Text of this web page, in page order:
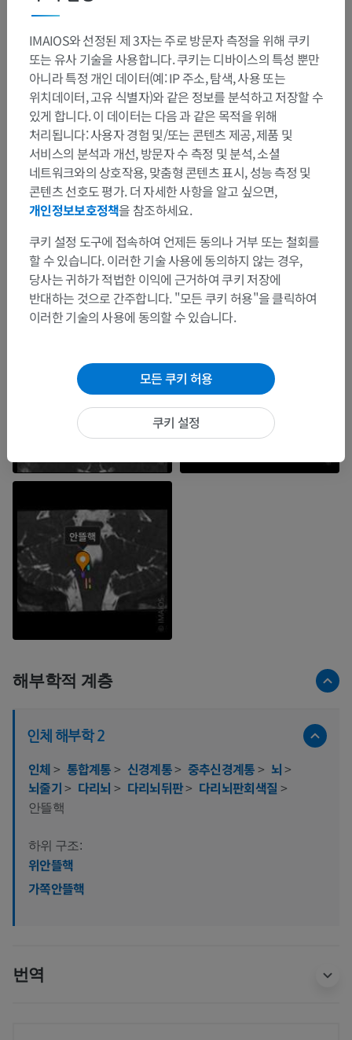
Snell, R.S. (2010). ‘Chapter 5: The Brainstem’, in Clinical Neuroanatomy. (7th ed.)
Philadelphia: Wolters Kluwer Health/Lippincott Williams & Wilkins, pp. 199-210.
Highstein, S.M. and Holstein, G.R. (2006) 'The Anatomy of the vestibular nuclei', in
Büttner-Ennever, J.A. (ed.) Progress in Brain Research. Volume 151. Amsterdam:
Elsevier, pp. 157–203. DOI: 10.1016/S0079-6123(05)51006-9. Available at:
https://www.sciencedirect.com/science/article/pii/S0079612305510069
(Accessed: 20 December 2024).
Bordoni B, Mankowski NL, Daly DT. Neuroanatomy, Cranial Nerve 8
(Vestibulocochlear) [Updated 2023 May 22]. In: StatPearls [Internet]. Treasure
Island (FL): StatPearls Publishing; 2024 Jan-. Available from:
갤러리
해부학적 계층
인체 해부학 2
인체> 통합계통> 신경계통> 중추신경계통> 뇌>
뇌줄기> 다리뇌> 다리뇌뒤판> 다리뇌판회색질 >
안뜰핵
하위 구조:
위안뜰핵
가쪽안뜰핵
번역
IMAIOS와 선정된 제 3자는 주로 방문자 측정을 위해 쿠키
또는 유사 기술을 사용합니다. 쿠키는 디바이스의 특성 뿐만
아니라 특정 개인 데이터(예: IP 주소, 탐색, 사용 또는
위치데이터, 고유 식별자)와 같은 정보를 분석하고 저장할 수
있게 합니다. 이 데이터는 다음 과 같은 목적을 위해
처리됩니다: 사용자 경험 및/또는 콘텐츠 제공, 제품 및
서비스의 분석과 개선, 방문자 수 측정 및 분석, 소셜
네트워크와의 상호작용, 맞춤형 콘텐츠 표시, 성능 측정 및
콘텐츠 선호도 평가. 더 자세한 사항을 알고 싶으면,
개인정보보호정책을 참조하세요.
쿠키 설정 도구에 접속하여 언제든 동의나 거부 또는 철회를
할 수 있습니다. 이러한 기술 사용에 동의하지 않는 경우,
당사는 귀하가 적법한 이익에 근거하여 쿠키 저장에
반대하는 것으로 간주합니다. "모든 쿠키 허용"을 클릭하여
이러한 기술의 사용에 동의할 수 있습니다.
모든 쿠키 허용
쿠키 설정